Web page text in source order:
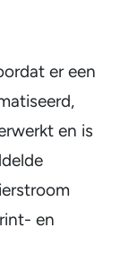
er een
en is
en